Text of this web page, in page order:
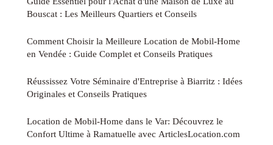
Bouscat : Les Meilleurs Quartiers et Conseils
Comment Choisir la Meilleure Location de Mobil-Home
en Vendée : Guide Complet et Conseils Pratiques
Réussissez Votre Séminaire d'Entreprise à Biarritz : Idées
Originales et Conseils Pratiques
Location de Mobil-Home dans le Var: Découvrez le
Confort Ultime à Ramatuelle avec ArticlesLocation.com